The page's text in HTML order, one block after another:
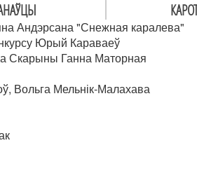
Андэрсана "Снежная каралева"
Юрый Караваеў
Скарыны Ганна Маторная
Вольга Мельнік-Малахава